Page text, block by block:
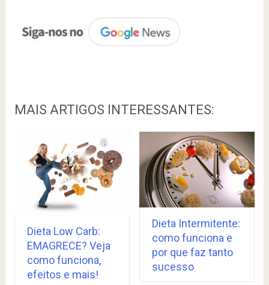
MAIS ARTIGOS INTERESSANTES:
Dieta Low Carb:
EMAGRECE? Veja
como funciona,
efeitos e mais!
Dieta Intermitente:
como funciona e
por que faz tanto
sucesso